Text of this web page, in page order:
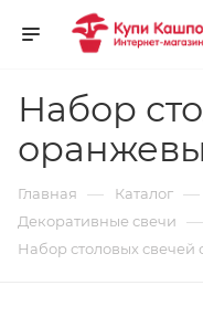
Набор
Главная — Каталог —
Декоративные свечи —
Набор столовых